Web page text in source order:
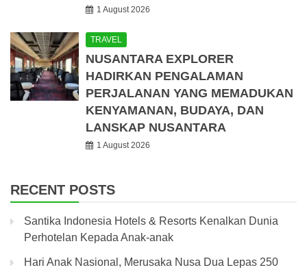
1 August 2026
TRAVEL
NUSANTARA EXPLORER
HADIRKAN PENGALAMAN
PERJALANAN YANG MEMADUKAN
KENYAMANAN, BUDAYA, DAN
LANSKAP NUSANTARA
1 August 2026
RECENT POSTS
Santika Indonesia Hotels & Resorts Kenalkan Dunia
Perhotelan Kepada Anak-anak
Hari Anak Nasional, Merusaka Nusa Dua Lepas 250